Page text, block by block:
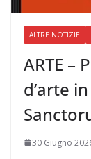
ALTRE NOTIZIE
ARTE –
d’arte
30 Giugno